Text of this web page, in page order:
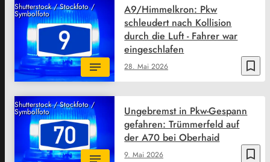
Shutterstock / Stockfoto /
Symbolfoto
bookmark_border
28. Mai 2026
A9/Himmelkron: Pkw
schleudert nach Kollision
durch die Luft - Fahrer war
eingeschlafen
Shutterstock / Stockfoto /
Symbolfoto
bookmark_border
9. Mai 2026
Ungebremst in Pkw-Gespann
gefahren: Trümmerfeld auf
der A70 bei Oberhaid